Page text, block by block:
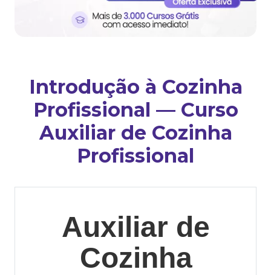
Introdução à Cozinha
Profissional — Curso
Auxiliar de Cozinha
Profissional
Auxiliar de
Cozinha